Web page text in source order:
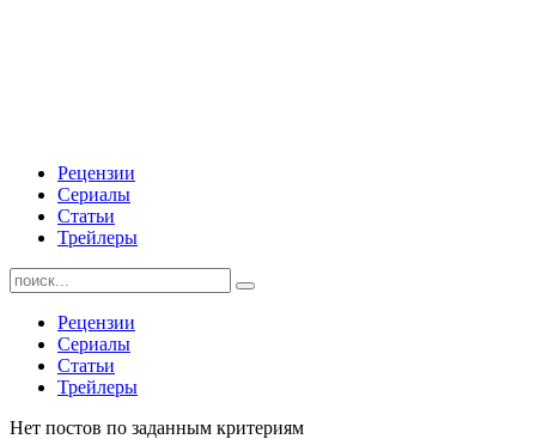
Рецензии
Сериалы
Статьи
Трейлеры
Найти:
Рецензии
Сериалы
Статьи
Трейлеры
Нет постов по заданным критериям